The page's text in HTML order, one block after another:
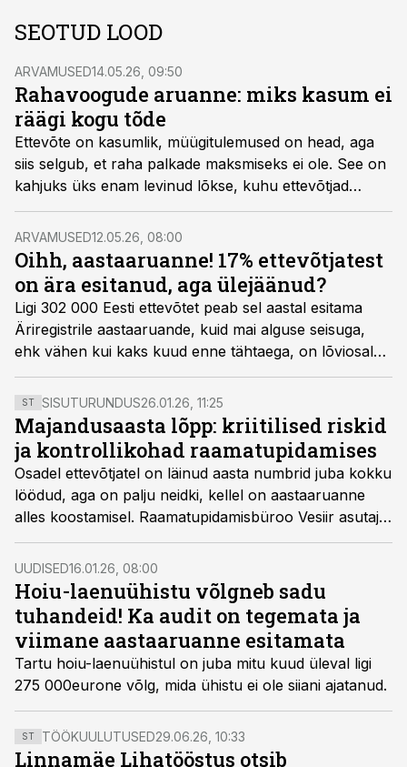
SEOTUD LOOD
ARVAMUSED14.05.26, 09:50
Rahavoogude aruanne: miks kasum ei
räägi kogu tõde
Ettevõte on kasumlik, müügitulemused on head, aga
siis selgub, et raha palkade maksmiseks ei ole. See on
kahjuks üks enam levinud lõkse, kuhu ettevõtjad
satuvad. Rahavoogude aruanne ütleb ausalt, kuidas
ettevõttel tegelikult läheb.
ARVAMUSED12.05.26, 08:00
Oihh, aastaaruanne! 17% ettevõtjatest
on ära esitanud, aga ülejäänud?
Ligi 302 000 Eesti ettevõtet peab sel aastal esitama
Äriregistrile aastaaruande, kuid mai alguse seisuga,
ehk vähen kui kaks kuud enne tähtaega, on lõviosal
ehk 250 000 ettevõttel see veel tegemata.
ST SISUTURUNDUS26.01.26, 11:25
Majandusaasta lõpp: kriitilised riskid
ja kontrollikohad raamatupidamises
Osadel ettevõtjatel on läinud aasta numbrid juba kokku
löödud, aga on palju neidki, kellel on aastaaruanne
alles koostamisel. Raamatupidamisbüroo Vesiir asutaja
ja juhi Enno Lepvaltsi sõnul tähendab hilisem
aastaaruandega alustamine, et numbrite
kokkulöömisel tuleb olla eriti tähelepanelik.
UUDISED16.01.26, 08:00
Hoiu-laenuühistu võlgneb sadu
tuhandeid! Ka audit on tegemata ja
viimane aastaaruanne esitamata
Tartu hoiu-laenuühistul on juba mitu kuud üleval ligi
275 000eurone võlg, mida ühistu ei ole siiani ajatanud.
ST TÖÖKUULUTUSED29.06.26, 10:33
Linnamäe Lihatööstus otsib